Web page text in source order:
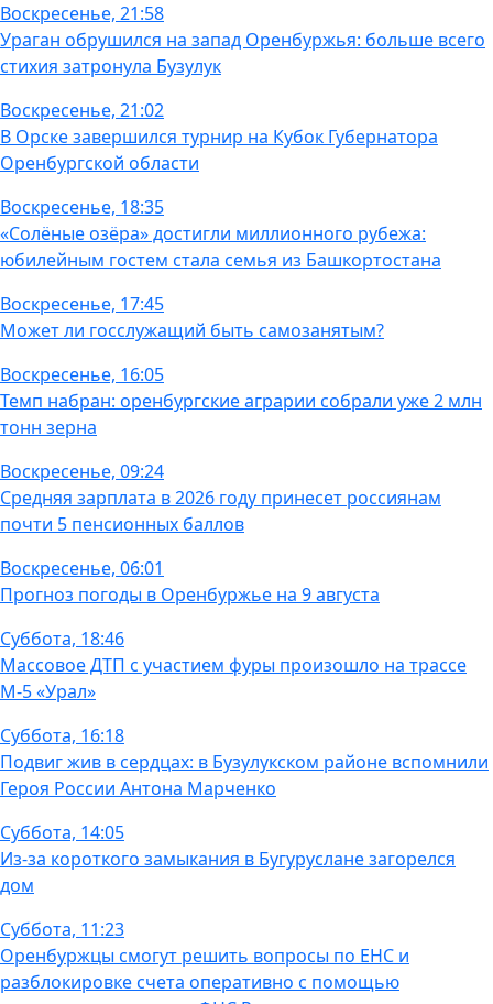
Воскресенье, 21:58
Ураган обрушился на запад Оренбуржья: больше всего
стихия затронула Бузулук
Воскресенье, 21:02
В Орске завершился турнир на Кубок Губернатора
Оренбургской области
Воскресенье, 18:35
«Солёные озёра» достигли миллионного рубежа:
юбилейным гостем стала семья из Башкортостана
Воскресенье, 17:45
Может ли госслужащий быть самозанятым?
Воскресенье, 16:05
Темп набран: оренбургские аграрии собрали уже 2 млн
тонн зерна
Воскресенье, 09:24
Средняя зарплата в 2026 году принесет россиянам
почти 5 пенсионных баллов
Воскресенье, 06:01
Прогноз погоды в Оренбуржье на 9 августа
Суббота, 18:46
Массовое ДТП с участием фуры произошло на трассе
М-5 «Урал»
Суббота, 16:18
Подвиг жив в сердцах: в Бузулукском районе вспомнили
Героя России Антона Марченко
Суббота, 14:05
Из-за короткого замыкания в Бугуруслане загорелся
дом
Суббота, 11:23
Оренбуржцы смогут решить вопросы по ЕНС и
разблокировке счета оперативно с помощью